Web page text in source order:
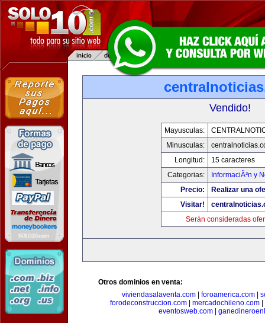
Vendido!
Mayusculas:
Minusculas:
Longitud:
15 caracteres
Categorias:
InformaciÃ³n y
Precio:
Realizar una
Visitar!
Serán consideradas
Otros dominios en venta:
viviendasalaventa.com| foroamerica.com|
forodeconstruccion.com
mercadochileno.com
eventosweb.com|